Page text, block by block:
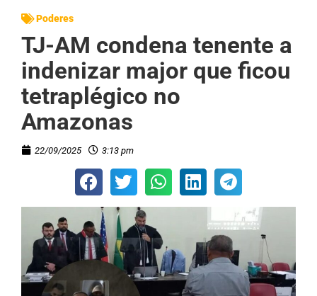
Poderes
TJ-AM condena tenente a
indenizar major que ficou
tetraplégico no
Amazonas
22/09/2025 3:13 pm